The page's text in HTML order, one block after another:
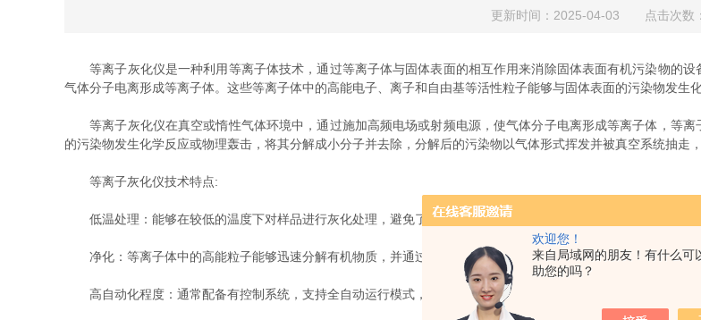
欢迎您！
来自局域网的朋友！有什么可
助您的吗？
更新时间：2025-04-03 点击次数
等离子灰化仪是一种利用等离子体技术，通过等离子体与固体表面的相互作用来消除固体表面有机污染物的设
气体分子电离形成等离子体。这些等离子体中的高能电子、离子和自由基等活性粒子能够与固体表面的污染物发生
等离子灰化仪在真空或惰性气体环境中，通过施加高频电场或射频电源，使气体分子电离形成等离子体，等
的污染物发生化学反应或物理轰击，将其分解成小分子并去除，分解后的污染物以气体形式挥发并被真空系统抽走
等离子灰化仪技术特点:
低温处理：能够在较低的温度下对样品进行灰化处理，避免了高温处理可能带来的样品破坏和结构变化。
净化：等离子体中的高能粒子能够迅速分解有机物质，并通过挥发作用将其从样品表面移除，达到净化的目的
高自动化程度：通常配备有控制系统，支持全自动运行模式，只需简单设置参数即可完成复杂的灰化任务。